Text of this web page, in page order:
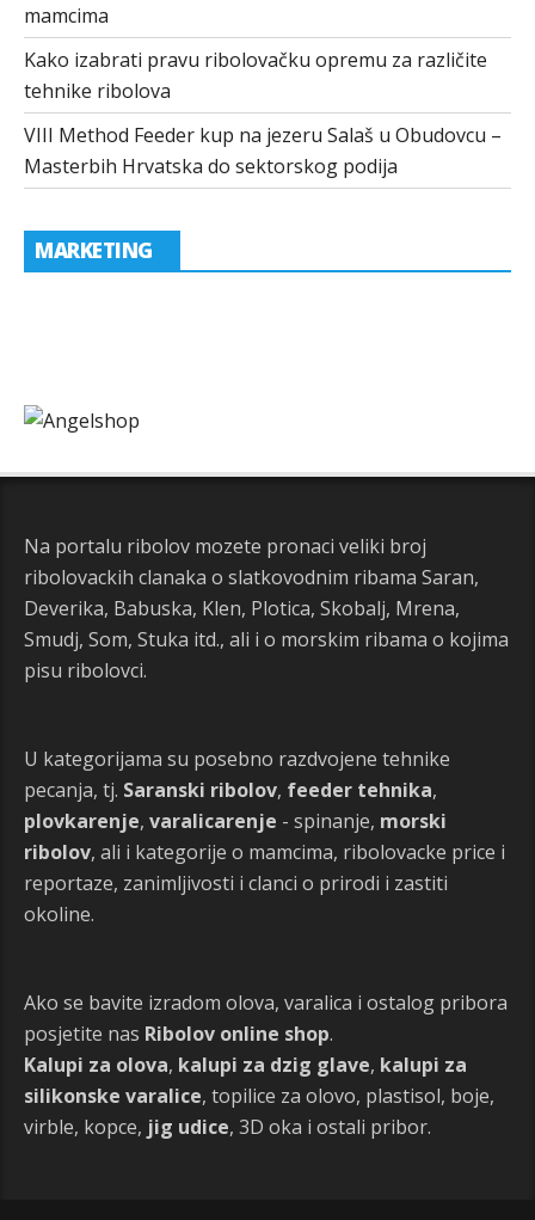
mamcima
Kako izabrati pravu ribolovačku opremu za različite
tehnike ribolova
VIII Method Feeder kup na jezeru Salaš u Obudovcu –
Masterbih Hrvatska do sektorskog podija
MARKETING
Na portalu ribolov mozete pronaci veliki broj
ribolovackih clanaka o slatkovodnim ribama Saran,
Deverika, Babuska, Klen, Plotica, Skobalj, Mrena,
Smudj, Som, Stuka itd., ali i o morskim ribama o kojima
pisu ribolovci.
U kategorijama su posebno razdvojene tehnike
pecanja, tj. Saranski ribolov, feeder tehnika,
plovkarenje, varalicarenje - spinanje, morski
ribolov, ali i kategorije o mamcima, ribolovacke price i
reportaze, zanimljivosti i clanci o prirodi i zastiti
okoline.
Ako se bavite izradom olova, varalica i ostalog pribora
posjetite nas Ribolov online shop.
Kalupi za olova, kalupi za dzig glave, kalupi za
silikonske varalice, topilice za olovo, plastisol, boje,
virble, kopce, jig udice, 3D oka i ostali pribor.